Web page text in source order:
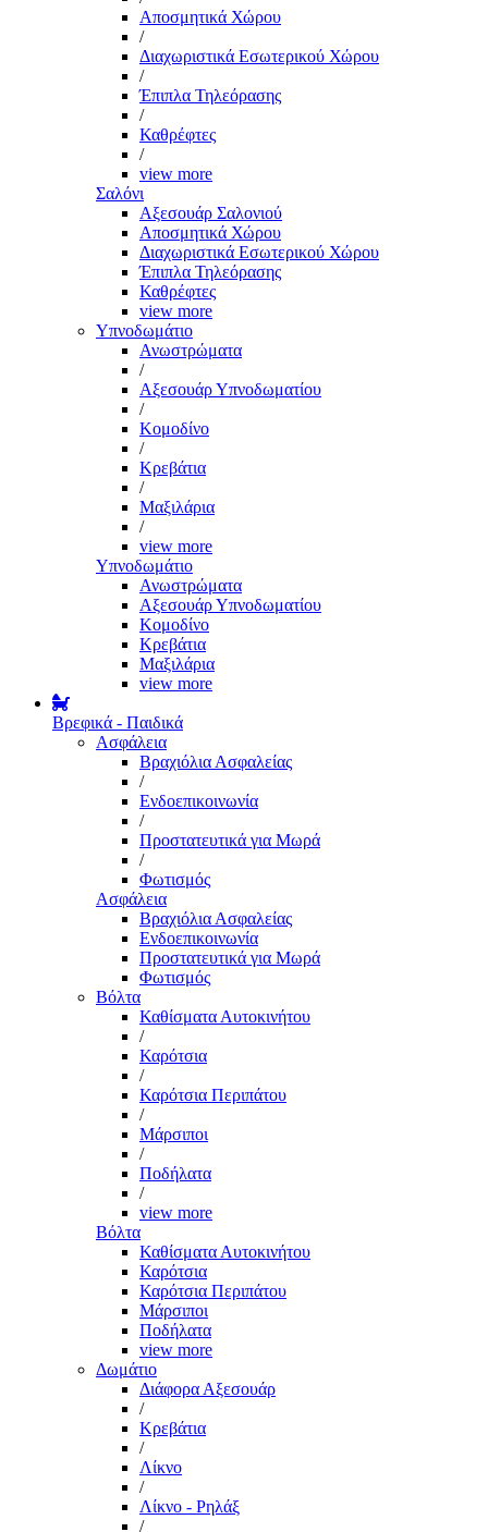
Αποσμητικά Χώρου
/
Διαχωριστικά Εσωτερικού Χώρου
/
Έπιπλα Τηλεόρασης
/
Καθρέφτες
/
view more
Σαλόνι
Αξεσουάρ Σαλονιού
Αποσμητικά Χώρου
Διαχωριστικά Εσωτερικού Χώρου
Έπιπλα Τηλεόρασης
Καθρέφτες
view more
Υπνοδωμάτιο
Ανωστρώματα
/
Αξεσουάρ Υπνοδωματίου
/
Κομοδίνο
/
Κρεβάτια
/
Μαξιλάρια
/
view more
Υπνοδωμάτιο
Ανωστρώματα
Αξεσουάρ Υπνοδωματίου
Κομοδίνο
Κρεβάτια
Μαξιλάρια
view more
Βρεφικά - Παιδικά
Ασφάλεια
Βραχιόλια Ασφαλείας
/
Ενδοεπικοινωνία
/
Προστατευτικά για Μωρά
/
Φωτισμός
Ασφάλεια
Βραχιόλια Ασφαλείας
Ενδοεπικοινωνία
Προστατευτικά για Μωρά
Φωτισμός
Βόλτα
Καθίσματα Αυτοκινήτου
/
Καρότσια
/
Καρότσια Περιπάτου
/
Μάρσιποι
/
Ποδήλατα
/
view more
Βόλτα
Καθίσματα Αυτοκινήτου
Καρότσια
Καρότσια Περιπάτου
Μάρσιποι
Ποδήλατα
view more
Δωμάτιο
Διάφορα Αξεσουάρ
/
Κρεβάτια
/
Λίκνο
/
Λίκνο - Ρηλάξ
/